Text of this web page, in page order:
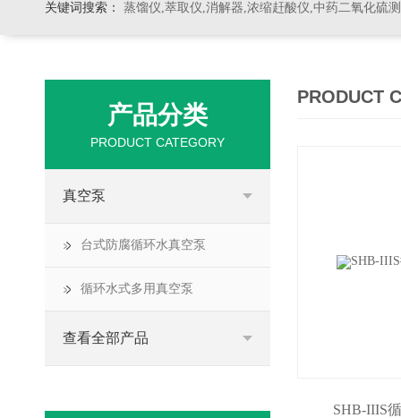
关键词搜索： 蒸馏仪,萃取仪,消解器,浓缩赶酸仪,中药二氧化硫
产品分类
PRODUCT CATEGORY
真空泵
台式防腐循环水真空泵
循环水式多用真空泵
查看全部产品
PRODUCT
SHB-IIIS